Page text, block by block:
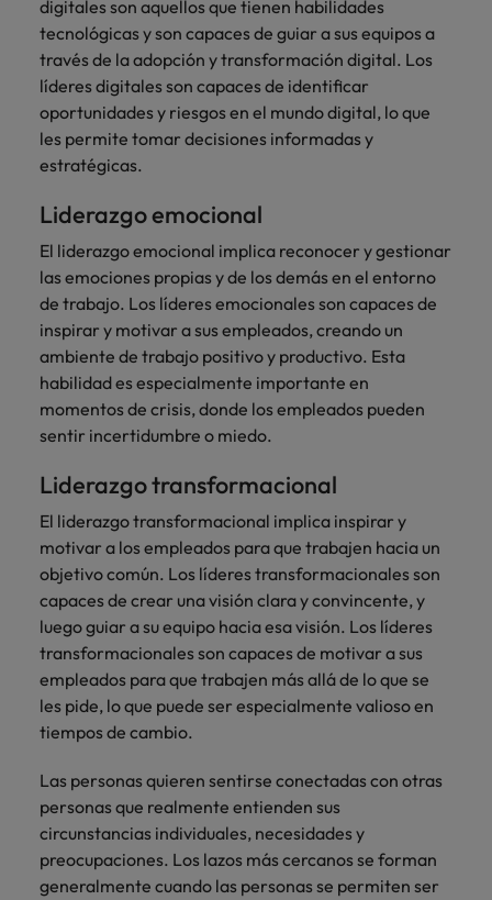
digitales son aquellos que tienen habilidades
tecnológicas y son capaces de guiar a sus equipos a
través de la adopción y transformación digital. Los
líderes digitales son capaces de identificar
oportunidades y riesgos en el mundo digital, lo que
les permite tomar decisiones informadas y
estratégicas.
Liderazgo emocional
El liderazgo emocional implica reconocer y gestionar
las emociones propias y de los demás en el entorno
de trabajo. Los líderes emocionales son capaces de
inspirar y motivar a sus empleados, creando un
ambiente de trabajo positivo y productivo. Esta
habilidad es especialmente importante en
momentos de crisis, donde los empleados pueden
sentir incertidumbre o miedo.
Liderazgo transformacional
El liderazgo transformacional implica inspirar y
motivar a los empleados para que trabajen hacia un
objetivo común. Los líderes transformacionales son
capaces de crear una visión clara y convincente, y
luego guiar a su equipo hacia esa visión. Los líderes
transformacionales son capaces de motivar a sus
empleados para que trabajen más allá de lo que se
les pide, lo que puede ser especialmente valioso en
tiempos de cambio.
Las personas quieren sentirse conectadas con otras
personas que realmente entienden sus
circunstancias individuales, necesidades y
preocupaciones. Los lazos más cercanos se forman
generalmente cuando las personas se permiten ser